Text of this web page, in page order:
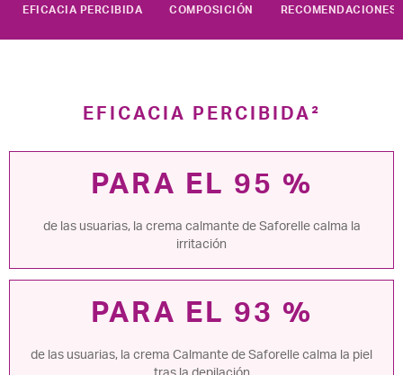
EFICACIA PERCIBIDA COMPOSICIÓN RECOMENDACIONES
EFICACIA PERCIBIDA²
PARA EL 95 %
de las usuarias, la crema calmante de Saforelle calma la
irritación
PARA EL 93 %
de las usuarias, la crema Calmante de Saforelle calma la piel